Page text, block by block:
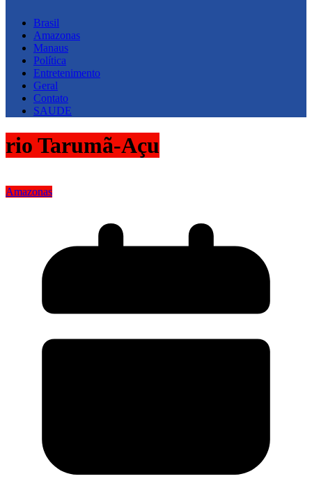
Brasil
Amazonas
Manaus
Política
Entretenimento
Geral
Contato
SAUDE
rio Tarumã-Açu
Amazonas